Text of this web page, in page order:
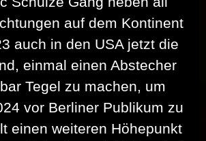
auf dem Kontinent
auch in den USA jetzt die
einmal einen Abstecher
Tegel zu machen, um
vor Berliner Publikum zu
einen weiteren Höhepunkt